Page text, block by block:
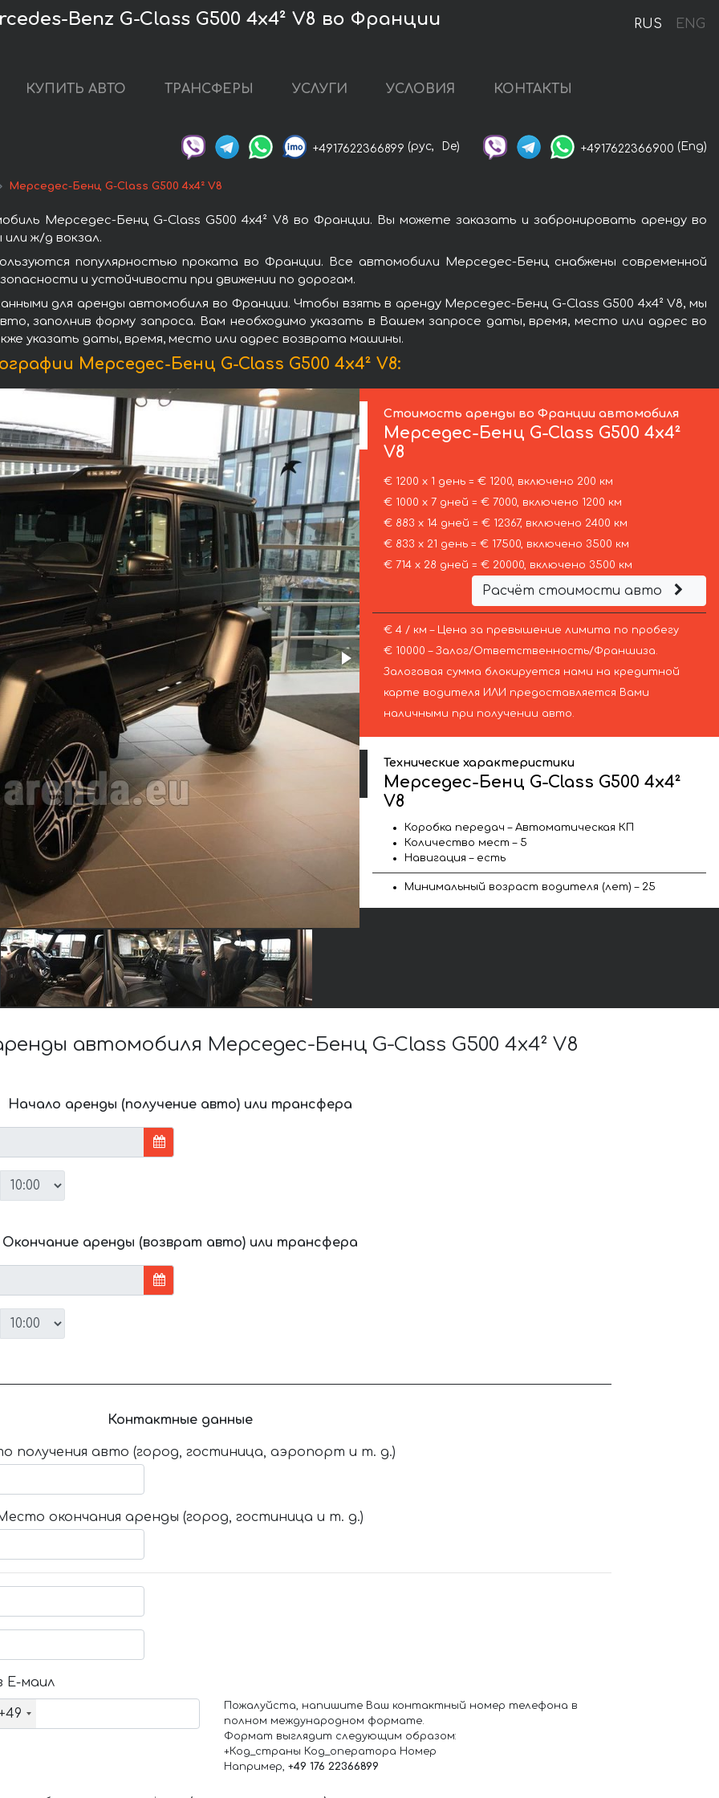
RUS ENG
Benz G-Class G500 4x4² V8 во Франции
КУПИТЬ АВТО ТРАНСФЕРЫ УСЛУГИ УСЛОВИЯ КОНТАКТЫ
+4917622366899 (рус, De) +4917622366900 (Eng)
Мерседес-Бенц G-Class G500 4x4² V8
Мерседес-Бенц G-Class G500 4x4² V8 во Франции. Вы можете заказать и забронировать аренду во
ж/д вокзал.
популярностью проката во Франции. Все автомобили Мерседес-Бенц снабжены современной
и устойчивости при движении по дорогам.
для аренды автомобиля во Франции. Чтобы взять в аренду Мерседес-Бенц G-Class G500 4x4² V8, мы
заполнив форму запроса. Вам необходимо указать в Вашем запросе даты, время, место или адрес во
указать даты, время, место или адрес возврата машины.
Мерседес-Бенц G-Class G500 4x4² V8:
Стоимость аренды во Франции автомобиля
Мерседес-Бенц G-Class G500 4x4²
V8
€ 1200 х 1 день = € 1200, включено 200 км
€ 1000 х 7 дней = € 7000, включено 1200 км
€ 883 х 14 дней = € 12367, включено 2400 км
€ 833 х 21 день = € 17500, включено 3500 км
€ 714 х 28 дней = € 20000, включено 3500 км
Расчёт стоимости авто
€ 4 / км – Цена за превышение лимита по пробегу
€ 10000 – Залог/Ответственность/Франшиза.
Залоговая сумма блокируется нами на кредитной
карте водителя ИЛИ предоставляется Вами
наличными при получении авто.
Технические характеристики
Мерседес-Бенц G-Class G500 4x4²
V8
Коробка передач – Автоматическая КП
Количество мест – 5
Навигация – есть
Минимальный возраст водителя (лет) – 25
автомобиля Мерседес-Бенц G-Class G500 4x4² V8
Начало аренды (получение авто) или трансфера
Окончание аренды (возврат авто) или трансфера
Контактные данные
получения авто (город, гостиница, аэропорт и т. д.)
окончания аренды (город, гостиница и т. д.)
Е-маил
Пожалуйста, напишите Ваш контактный номер телефона в
полном международном формате.
Формат выглядит следующим образом:
+Код_страны Код_оператора Номер
Например, +49 176 22366899